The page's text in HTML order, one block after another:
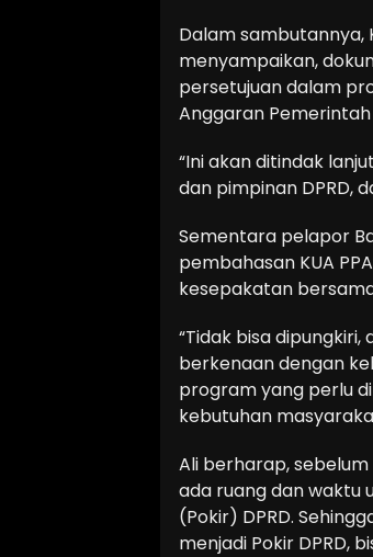
Dalam sambutannya,
menyampaikan,
persetujuan dalam
Anggaran
“Ini akan ditindak
dan pimpinan DPRD,
Sementara pelapor
pembahasan KUA
kesepakatan
“Tidak bisa
berkenaan dengan
program yang perlu
kebutuhan
Ali berharap,
ada ruang dan waktu
(Pokir) DPRD.
menjadi Pokir DPRD,